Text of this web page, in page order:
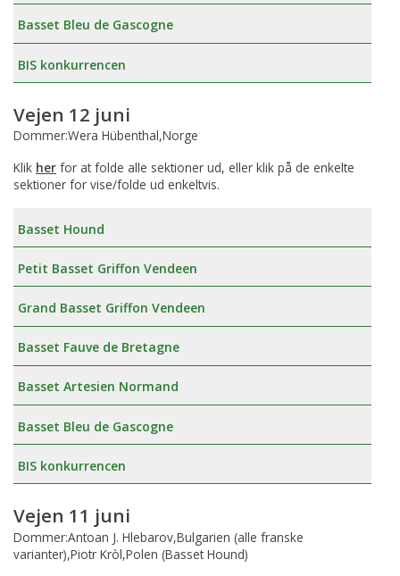
Basset Bleu de Gascogne
BIS konkurrencen
Vejen 12 juni
Dommer:Wera Hübenthal,Norge
Klik her for at folde alle sektioner ud, eller klik på de enkelte
sektioner for vise/folde ud enkeltvis.
Basset Hound
Petit Basset Griffon Vendeen
Grand Basset Griffon Vendeen
Basset Fauve de Bretagne
Basset Artesien Normand
Basset Bleu de Gascogne
BIS konkurrencen
Vejen 11 juni
Dommer:Antoan J. Hlebarov,Bulgarien (alle franske
varianter),Piotr Kròl,Polen (Basset Hound)